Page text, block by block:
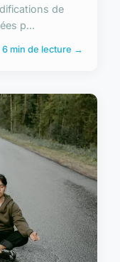
de
p...
6 min de lecture →